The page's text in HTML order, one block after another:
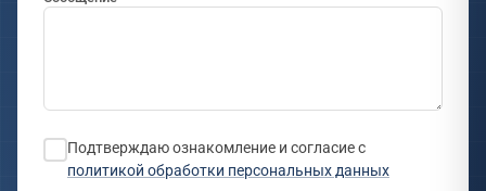
Подтверждаю ознакомление и согласие с
политикой обработки персональных данных